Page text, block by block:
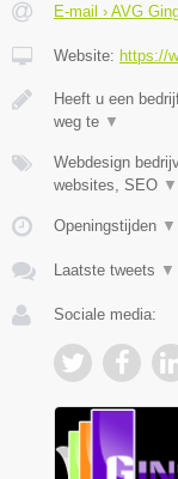
E-mail › AVG
Website: https://
Heeft u een
weg te ▼
Webdesign
websites, SEO ▼
Openingstijden ▼
Laatste tweets ▼
Sociale media: